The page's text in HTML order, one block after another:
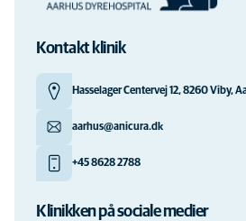
Kontakt klinik
Hasselager Centervej 12, 8260 Viby,
aarhus@anicura.dk
+45 8628 2788
Klinikken på sociale medier